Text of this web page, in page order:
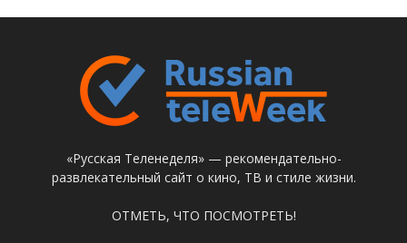
«Русская Теленеделя» — рекомендательно-
развлекательный сайт о кино, ТВ и стиле жизни.
ОТМЕТЬ, ЧТО ПОСМОТРЕТЬ!